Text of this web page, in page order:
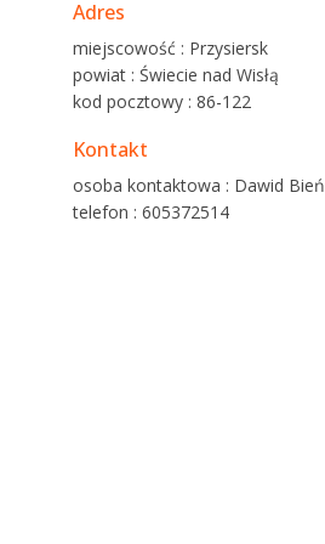
Adres
miejscowość : Przysiersk
powiat : Świecie nad Wisłą
kod pocztowy : 86-122
Kontakt
osoba kontaktowa : Dawid Bień
telefon : 605372514